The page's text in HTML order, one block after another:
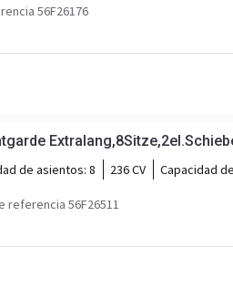
56F26176
de asientos: 8 236 CV Capacidad
referencia 56F26511